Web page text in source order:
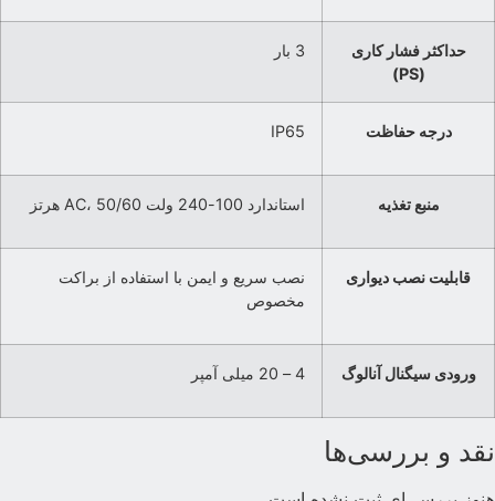
حداکثر فشار کاری
(PS)
3 بار
درجه حفاظت IP65
منبع تغذیه استاندارد 100-240 ولت AC، 50/60 هرتز
قابلیت نصب دیواری
نصب سریع و ایمن با استفاده از براکت
مخصوص
ورودی سیگنال آنالوگ 4 – 20 میلی آمپر
نقد و بررسی‌ها